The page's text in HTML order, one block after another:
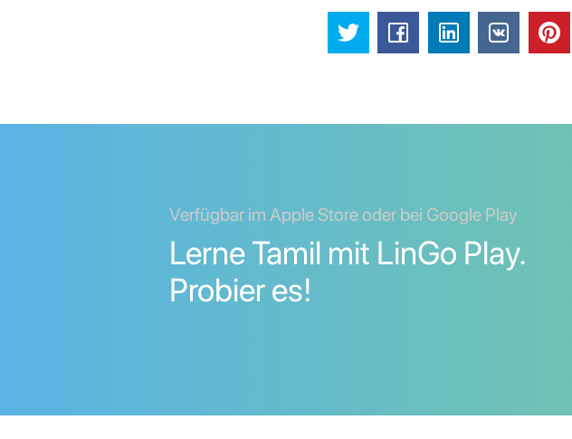
Verfügbar im Apple Store oder bei Google Play
Lerne Tamil mit LinGo Play.
Probier es!